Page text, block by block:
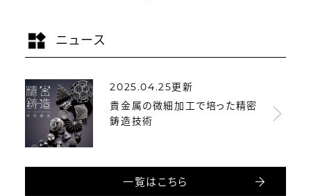
ニュース
2025.04.25更新
貴金属の微細加工で培った精密
鋳造技術
一覧はこちら